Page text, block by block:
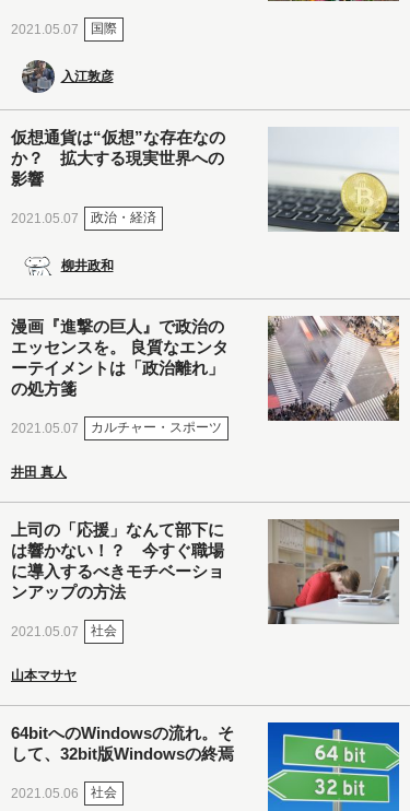
2021.05.07 国際
入江敦彦
仮想通貨は“仮想”な存在なの
か？ 拡大する現実世界への
影響
2021.05.07 政治・経済
柳井政和
漫画『進撃の巨人』で政治の
エッセンスを。 良質なエンタ
ーテイメントは「政治離れ」
の処方箋
2021.05.07 カルチャー・スポーツ
井田 真人
上司の「応援」なんて部下に
は響かない！？ 今すぐ職場
に導入するべきモチベーショ
ンアップの方法
2021.05.07 社会
山本マサヤ
64bitへのWindowsの流れ。そ
して、32bit版Windowsの終焉
2021.05.06 社会